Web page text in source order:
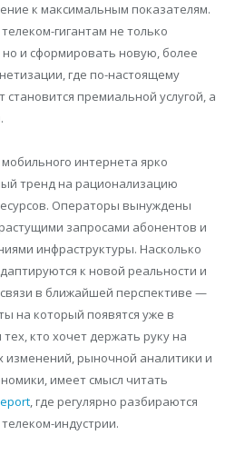
к максимальным показателям.
гигантам не только
но и сформировать новую, более
где по-настоящему
премиальной услугой, а
интернета ярко
тренд на рационализацию
Операторы вынуждены
запросами абонентов и
инфраструктуры. Насколько
к новой реальности и
в ближайшей перспективе —
на который появятся уже в
кто хочет держать руку на
изменений, рыночной аналитики и
имеет смысл читать
, где регулярно разбираются
индустрии.